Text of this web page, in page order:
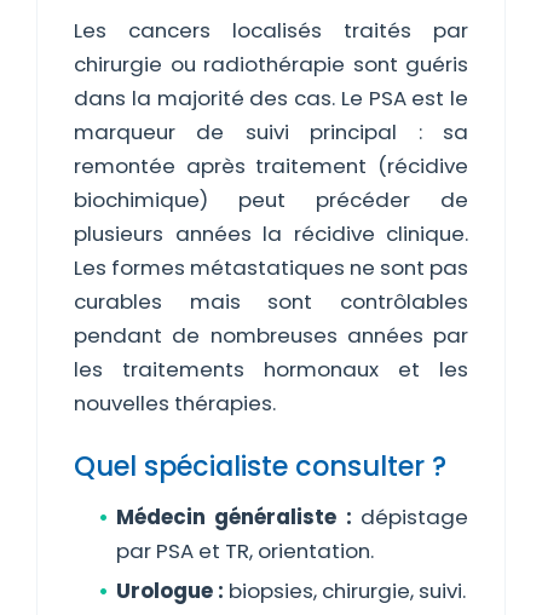
Les cancers localisés traités par
chirurgie ou radiothérapie sont guéris
dans la majorité des cas. Le PSA est le
marqueur de suivi principal : sa
remontée après traitement (récidive
biochimique) peut précéder de
plusieurs années la récidive clinique.
Les formes métastatiques ne sont pas
curables mais sont contrôlables
pendant de nombreuses années par
les traitements hormonaux et les
nouvelles thérapies.
Quel spécialiste consulter ?
Médecin généraliste : dépistage
par PSA et TR, orientation.
Urologue : biopsies, chirurgie, suivi.